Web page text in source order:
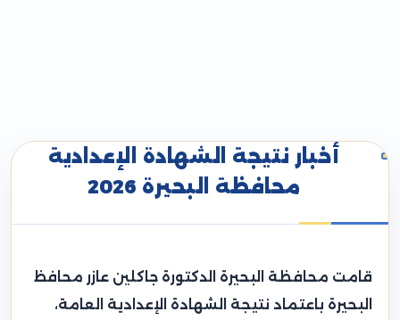
أخبار نتيجة الشهادة الإعدادية
محافظة البحيرة 2026
قامت محافظة البحيرة الدكتورة جاكلين عازر محافظ
البحيرة باعتماد نتيجة الشهادة الإعدادية العامة،